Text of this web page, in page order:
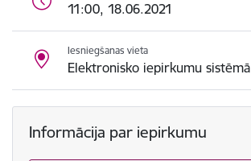
11:00, 18.06.2021
Iesniegšanas vieta
Elektronisko iepirkumu sistēmā
Informācija par iepirkumu